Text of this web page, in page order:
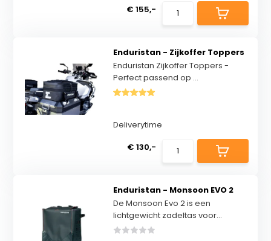
€ 155,-
Enduristan - Zijkoffer Toppers
Enduristan Zijkoffer Toppers -
Perfect passend op ...
Deliverytime
€ 130,-
Enduristan - Monsoon EVO 2
De Monsoon Evo 2 is een
lichtgewicht zadeltas voor...